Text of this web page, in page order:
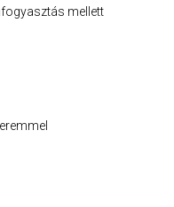
mellett